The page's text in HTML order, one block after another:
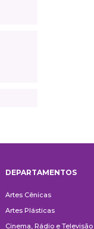
DEPARTAMENTOS
Artes Cênicas
Artes Plásticas
Cinema, Rádio e Televisão